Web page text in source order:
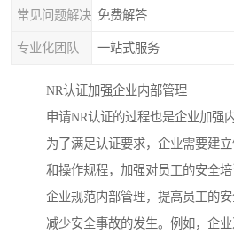
常见问题解决 免费解答
专业化团队 一站式服务
NR认证加强企业内部管理
申请NR认证的过程也是企业加强
为了满足认证要求，企业需要建
和操作规程，加强对员工的安全
企业规范内部管理，提高员工的安
减少安全事故的发生。例如，企